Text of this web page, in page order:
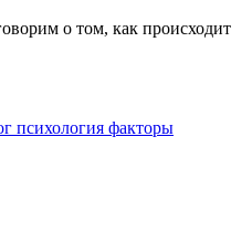
о том, как происходит
психология факторы